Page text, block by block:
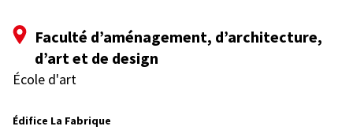
Faculté d’aménagement, d’architecture,
d’art et de design
École d'art
Édifice La Fabrique